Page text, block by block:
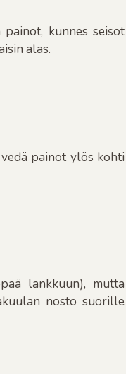
kunnes seisot
alas.
painot ylös kohti
lankkuun), mutta
nosto suorille